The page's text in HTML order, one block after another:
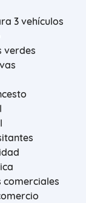
3 vehículos
verdes
comerciales